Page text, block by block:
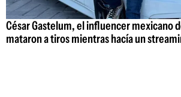
César Gastelum, el influencer mexicano
mataron a tiros mientras hacía un